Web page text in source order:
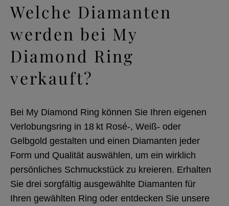
Welche Diamanten
werden bei My
Diamond Ring
verkauft?
Bei My Diamond Ring können Sie Ihren eigenen
Verlobungsring in 18 kt Rosé-, Weiß- oder
Gelbgold gestalten und einen Diamanten jeder
Form und Qualität auswählen, um ein wirklich
persönliches Schmuckstück zu kreieren. Erhalten
Sie drei sorgfältig ausgewählte Diamanten für
Ihren gewählten Ring oder entdecken Sie unsere